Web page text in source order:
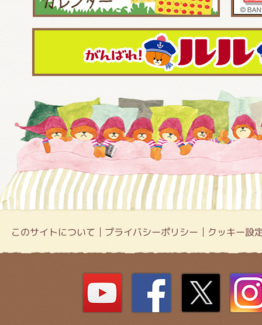
このサイトについて プライバシーポリシー クッキー設